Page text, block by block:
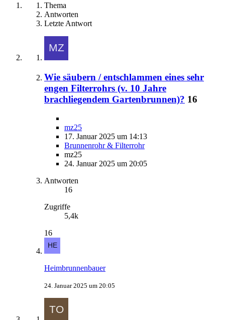
Thema
Antworten
Letzte Antwort
Wie säubern / entschlammen eines sehr
engen Filterrohrs (v. 10 Jahre
brachliegendem Gartenbrunnen)? 16
mz25
17. Januar 2025 um 14:13
Brunnenrohr & Filterrohr
mz25
24. Januar 2025 um 20:05
Antworten
16
Zugriffe
5,4k
16
Heimbrunnenbauer
24. Januar 2025 um 20:05